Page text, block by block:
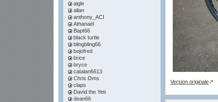
aigle
allan
anthony_ACI
Athanaël
Bapt66
black turtle
blingbling66
bojofred
brice
bryce
catalan6613
Chris Oms
claps
David the Yeti
dean66
Version originale